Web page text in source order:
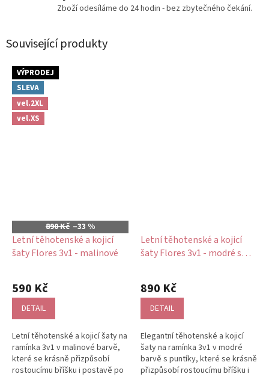
Zboží odesíláme do 24 hodin - bez zbytečného čekání.
Související produkty
VÝPRODEJ
SLEVA
vel.2XL
vel.XS
890 Kč –33 %
Letní těhotenské a kojicí
šaty Flores 3v1 - malinové
hodnocení
produktu
5,0
5
hvězdiček.
590 Kč
DETAIL
Letní těhotenské a kojicí šaty na
ramínka 3v1 v malinové barvě,
které se krásně přizpůsobí
rostoucímu bříšku i postavě po
Letní těhotenské a kojicí
šaty Flores 3v1 - modré s
890 Kč
DETAIL
Elegantní těhotenské a kojicí
šaty na ramínka 3v1 v modré
barvě s puntíky, které se krásně
přizpůsobí rostoucímu bříšku i